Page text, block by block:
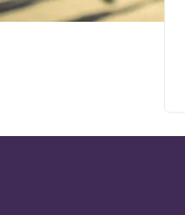
Больше, чем